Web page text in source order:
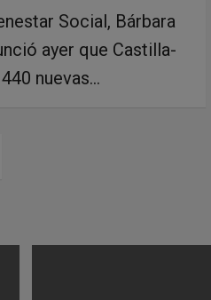
Social, Bárbara
ayer que Castilla-
nuevas…